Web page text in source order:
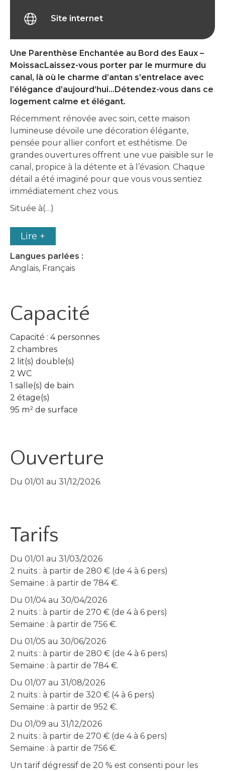
Une Parenthèse Enchantée au Bord des Eaux –
MoissacLaissez-vous porter par le murmure du
canal, là où le charme d’antan s’entrelace avec
l’élégance d’aujourd’hui…Détendez-vous dans ce
logement calme et élégant.
Récemment rénovée avec soin, cette maison
lumineuse dévoile une décoration élégante,
pensée pour allier confort et esthétisme. De
grandes ouvertures offrent une vue paisible sur le
canal, propice à la détente et à l’évasion. Chaque
détail a été imaginé pour que vous vous sentiez
immédiatement chez vous.
Située à(…)
Lire +
Langues parlées :
Anglais, Français
Capacité
Capacité : 4 personnes
2 chambres
2 lit(s) double(s)
2 WC
1 salle(s) de bain
2 étage(s)
95 m² de surface
Ouverture
Du 01/01 au 31/12/2026.
Tarifs
Du 01/01 au 31/03/2026
2 nuits : à partir de 280 € (de 4 à 6 pers)
Semaine : à partir de 784 €.
Du 01/04 au 30/04/2026
2 nuits : à partir de 270 € (de 4 à 6 pers)
Semaine : à partir de 756 €.
Du 01/05 au 30/06/2026
2 nuits : à partir de 280 € (de 4 à 6 pers)
Semaine : à partir de 784 €.
Du 01/07 au 31/08/2026
2 nuits : à partir de 320 € (4 à 6 pers)
Semaine : à partir de 952 €.
Du 01/09 au 31/12/2026
2 nuits : à partir de 270 € (de 4 à 6 pers)
Semaine : à partir de 756 €.
Un tarif dégressif de 20 % est consenti pour les
Site internet